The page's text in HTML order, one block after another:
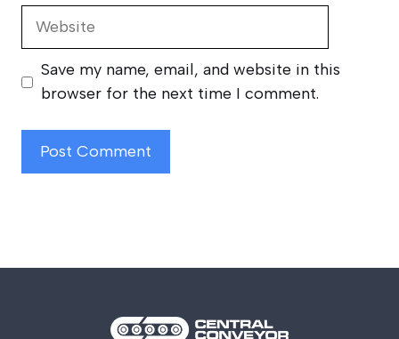
Website
Save my name, email, and website in this
browser for the next time I comment.